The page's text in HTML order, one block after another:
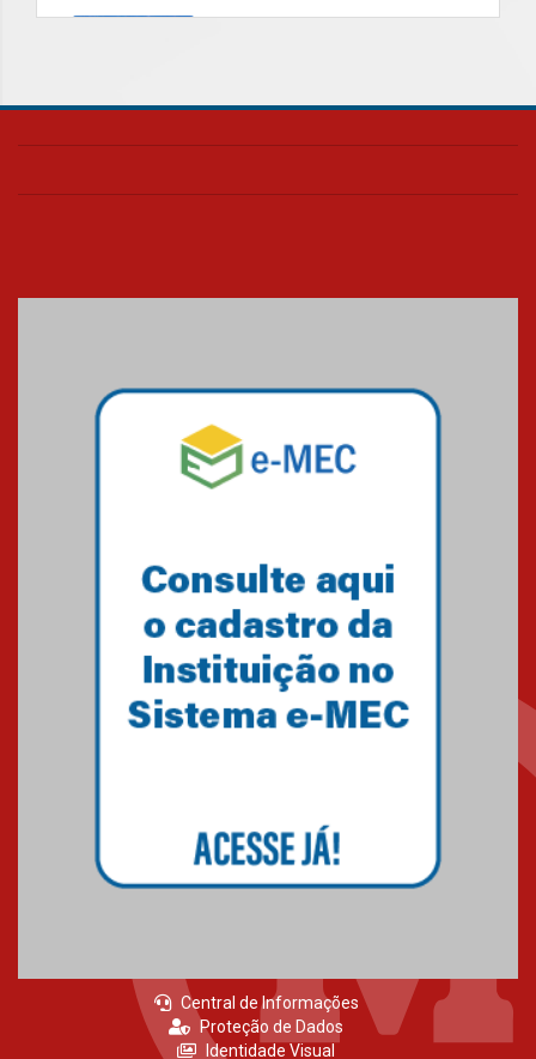
das novas tecnologias em
04.08.2026
Como o Colégio Mackenzie
Brasília prepara seus
Como os pais podem investir
na educação dos filhos além da
escola
docentes para debater
inovação e desafios da
educação superior
04.08.2026
Central de Informações
Proteção de Dados
Identidade Visual